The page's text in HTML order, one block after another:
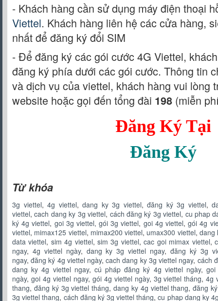
- Khách hàng cần sử dụng máy điện thoại
Viettel. Khách hàng liên hệ các cửa hàng,
nhất để đăng ký đổi SIM
- Để đăng ký các gói cước 4G Viettel,
đăng ký phía dưới các gói cước. Thông tin
và dịch vụ của viettel, khách hàng vui lòng
website hoặc gọi đến tổng đài 198 (miễn
Đăng Ký Tại
Đăng Ký
Từ khóa
3g viettel, 4g viettel, dang ky 3g viettel, đăng ký 3g viettel,
viettel,cach dang ky 3g viettel, cách đăng ký 3g viettel, cu phap
ký 4g viettel, goi 3g viettel, gói 3g viettel, goi 4g viettel, gói 4g
viettel, mimax125 viettel, mimax200 viettel, umax300 viettel,dang
data viettel, sim 4g viettel, sim 3g viettel,cac goi mimax viettel,
ngay, 4g viettel ngày, dang ky 3g viettel ngay, đăng ký 3g
ngay,đăng ký 4g viettel ngày,cach dang ky 3g viettel ngay, cách
dang ky 4g viettel ngay, cú pháp đăng ký 4g viettel ngày,goi
ngày, goi 4g viettel ngay, gói 4g viettel ngày, 3g viettel tháng,4g
thang, đăng ký 3g viettel tháng,dang ky 4g viettel thang,đăng
3g viettel thang, cách đăng ký 3g viettel tháng,cu phap dang ky